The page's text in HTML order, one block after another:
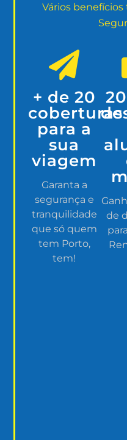
Vários
+ de 20
coberturas
para a
sua
viagem
Garanta a
segurança e
tranquilidade
que só quem
tem Porto,
tem!
de